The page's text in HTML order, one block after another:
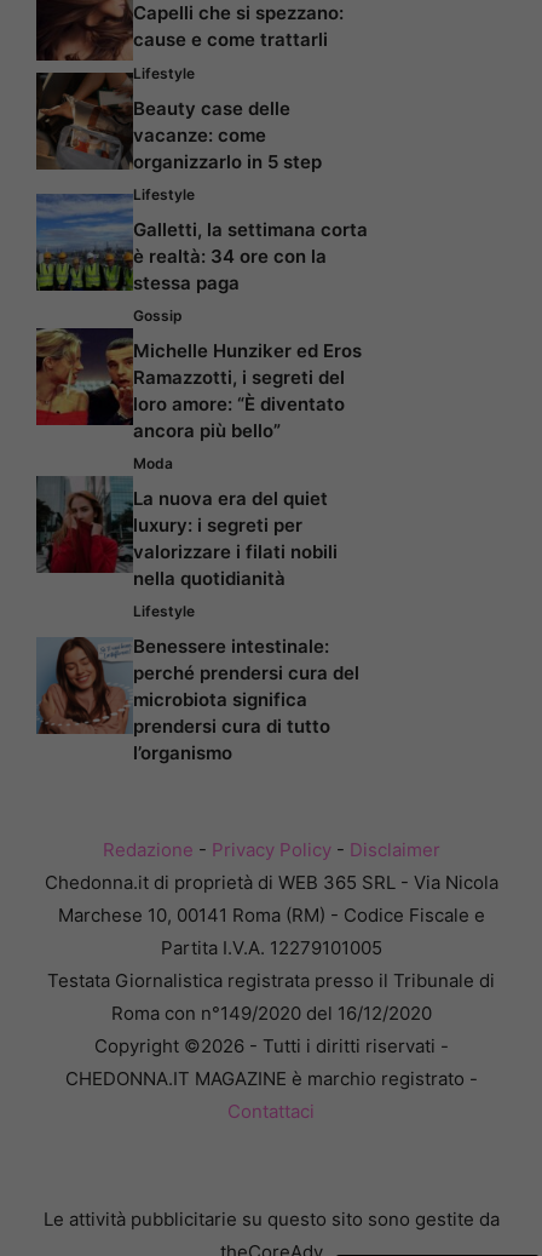
Capelli che si spezzano:
cause e come trattarli
Lifestyle
Beauty case delle
vacanze: come
organizzarlo in 5 step
Lifestyle
Galletti, la settimana corta
è realtà: 34 ore con la
stessa paga
Gossip
Michelle Hunziker ed Eros
Ramazzotti, i segreti del
loro amore: “È diventato
ancora più bello”
Moda
La nuova era del quiet
luxury: i segreti per
valorizzare i filati nobili
nella quotidianità
Lifestyle
Benessere intestinale:
perché prendersi cura del
microbiota significa
prendersi cura di tutto
l’organismo
Redazione - Privacy Policy- Disclaimer
Chedonna.it di proprietà di WEB 365 SRL - Via Nicola
Marchese 10, 00141 Roma (RM) - Codice Fiscale e
Partita I.V.A. 12279101005
Testata Giornalistica registrata presso il Tribunale di
Roma con n°149/2020 del 16/12/2020
Copyright ©2026 - Tutti i diritti riservati -
CHEDONNA.IT MAGAZINE è marchio registrato -
Contattaci
Le attività pubblicitarie su questo sito sono gestite da
theCoreAdv